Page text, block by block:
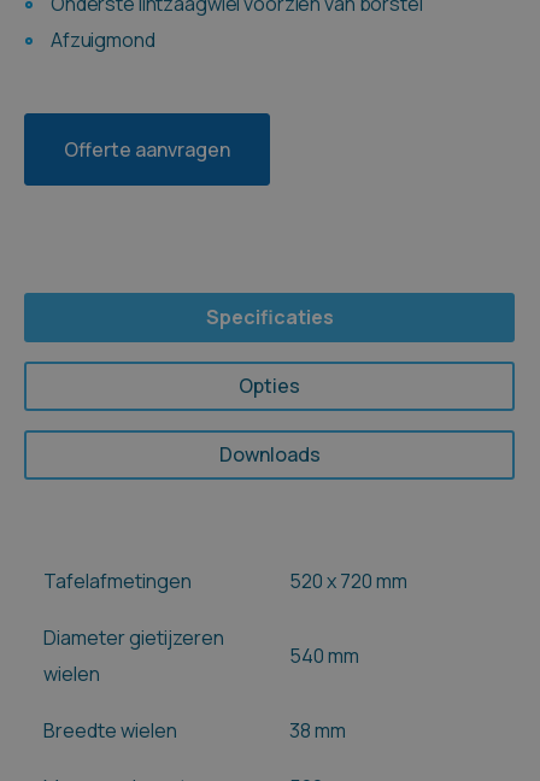
Afzuigmond
Offerte aanvragen
Specificaties
Opties
Downloads
Tafelafmetingen 520 x 720 mm
Diameter gietijzeren
wielen
540 mm
Breedte wielen 38 mm